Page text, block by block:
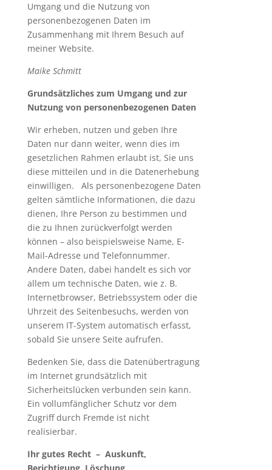
Umgang und die Nutzung von
personenbezogenen Daten im
Zusammenhang mit Ihrem Besuch auf
meiner Website.
Maike Schmitt
Grundsätzliches zum Umgang und zur
Nutzung von personenbezogenen Daten
Wir erheben, nutzen und geben Ihre
Daten nur dann weiter, wenn dies im
gesetzlichen Rahmen erlaubt ist, Sie uns
diese mitteilen und in die Datenerhebung
einwilligen. Als personenbezogene Daten
gelten sämtliche Informationen, die dazu
dienen, Ihre Person zu bestimmen und
die zu Ihnen zurückverfolgt werden
können – also beispielsweise Name, E-
Mail-Adresse und Telefonnummer.
Andere Daten, dabei handelt es sich vor
allem um technische Daten, wie z. B.
Internetbrowser, Betriebssystem oder die
Uhrzeit des Seitenbesuchs, werden von
unserem IT-System automatisch erfasst,
sobald Sie unsere Seite aufrufen.
Bedenken Sie, dass die Datenübertragung
im Internet grundsätzlich mit
Sicherheitslücken verbunden sein kann.
Ein vollumfänglicher Schutz vor dem
Zugriff durch Fremde ist nicht
realisierbar.
Ihr gutes Recht – Auskunft,